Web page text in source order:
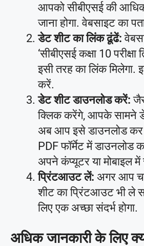
आपको सीबीएसई की
जाना होगा. वेबसाइट का
डेट शीट का लिंक ढूंढें:
‘सीबीएसई कक्षा 10
इसी तरह का लिंक मिलेगा.
करें.
डेट शीट डाउनलोड करें:
क्लिक करेंगे, आपके सामने
अब आप इसे डाउनलोड
PDF फॉर्मेट में
अपने कंप्यूटर या मोबाइल
प्रिंटआउट लें: अगर आप
शीट का प्रिंटआउट भी
लिए एक अच्छा संदर्भ होगा.
अधिक जानकारी के लिए